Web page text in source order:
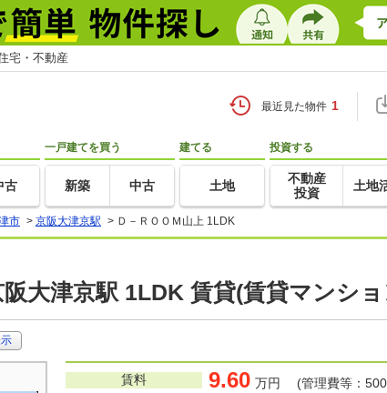
宅・不動産
最近見た物件 1
古
一戸建てを買う
新築 中古
建てる
土地
投資する
不動産
投資
土地
市 > 京阪大津京駅 > Ｄ－ＲＯＯＭ山上 1LDK
阪大津京駅 1LDK 賃貸(賃貸マンシ
賃料 9.60 万円 (管理費等：